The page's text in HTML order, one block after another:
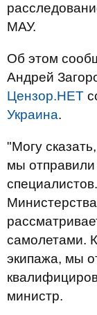
МАУ.
Об этом
Андрей
Цензор.НЕТ
Украина.
"Могу
мы
самолетами.
экипажа, мы
министр.